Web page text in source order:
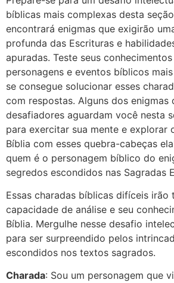
bíblicas mais complexas desta
encontrará enigmas que exigirão
profunda das Escrituras e
apuradas. Teste seus
personagens e eventos bíblicos
se consegue solucionar esses
com respostas. Alguns dos enigmas
desafiadores aguardam você nesta
para exercitar sua mente e explorar
Bíblia com esses quebra-cabeças
quem é o personagem bíblico do
segredos escondidos nas Sagradas
Essas charadas bíblicas difíceis irão
capacidade de análise e seu
Bíblia. Mergulhe nesse desafio
para ser surpreendido pelos
escondidos nos textos sagrados.
Charada: Sou um personagem que